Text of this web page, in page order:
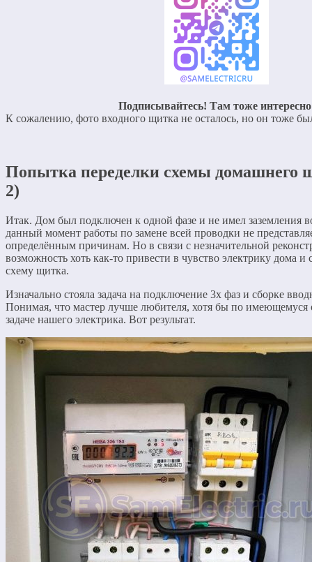
Подписывайтесь! Там тоже
К сожалению, фото входного щитка не осталось, но он тоже
Попытка переделки схемы домашнего
2)
Итак. Дом был подключен к одной фазе и не имел заземления
данный момент работы по замене всей проводки не
определённым причинам. Но в связи с незначительной
возможность хоть как-то привести в чувство электрику дома и
схему щитка.
Изначально стояла задача на подключение 3х фаз и сборке
Понимая, что мастер лучше любителя, хотя бы по имеющемуся
задаче нашего электрика. Вот результат.